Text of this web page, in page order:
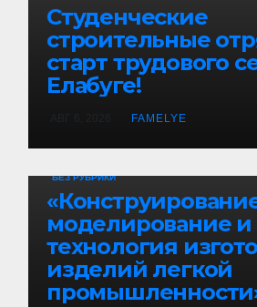
Студенческие
строительные
старт трудового
Елабуге!
FAMELYE
БЕЗ РУБРИКИ
моделирование и
технология
изделий легкой